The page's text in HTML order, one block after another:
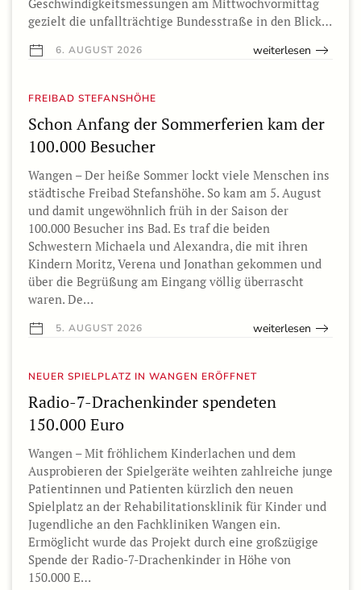
gezielt die unfallträchtige Bundesstraße in den Blick…
6. AUGUST 2026 weiterlesen
FREIBAD STEFANSHÖHE
Schon Anfang der Sommerferien kam der
100.000 Besucher
Wangen – Der heiße Sommer lockt viele Menschen ins
städtische Freibad Stefanshöhe. So kam am 5. August
und damit ungewöhnlich früh in der Saison der
100.000 Besucher ins Bad. Es traf die beiden
Schwestern Michaela und Alexandra, die mit ihren
Kindern Moritz, Verena und Jonathan gekommen und
über die Begrüßung am Eingang völlig überrascht
waren. De…
5. AUGUST 2026 weiterlesen
NEUER SPIELPLATZ IN WANGEN ERÖFFNET
Radio-7-Drachenkinder spendeten
150.000 Euro
Wangen – Mit fröhlichem Kinderlachen und dem
Ausprobieren der Spielgeräte weihten zahlreiche junge
Patientinnen und Patienten kürzlich den neuen
Spielplatz an der Rehabilitationsklinik für Kinder und
Jugendliche an den Fachkliniken Wangen ein.
Ermöglicht wurde das Projekt durch eine großzügige
Spende der Radio-7-Drachenkinder in Höhe von
150.000 E…